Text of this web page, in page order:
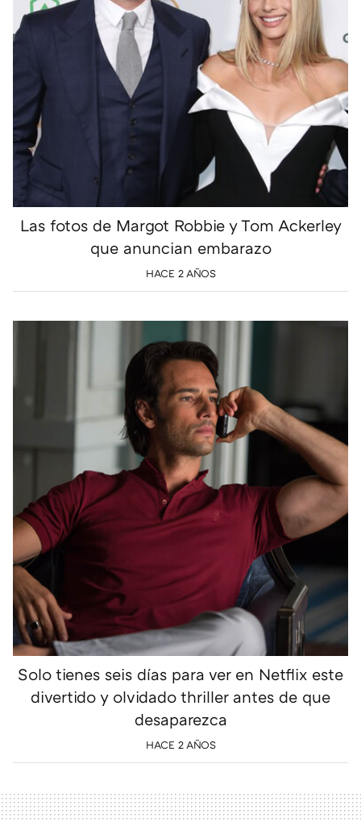
Las fotos de Margot Robbie y Tom Ackerley
que anuncian embarazo
HACE 2 AÑOS
Solo tienes seis días para ver en Netflix este
divertido y olvidado thriller antes de que
desaparezca
HACE 2 AÑOS